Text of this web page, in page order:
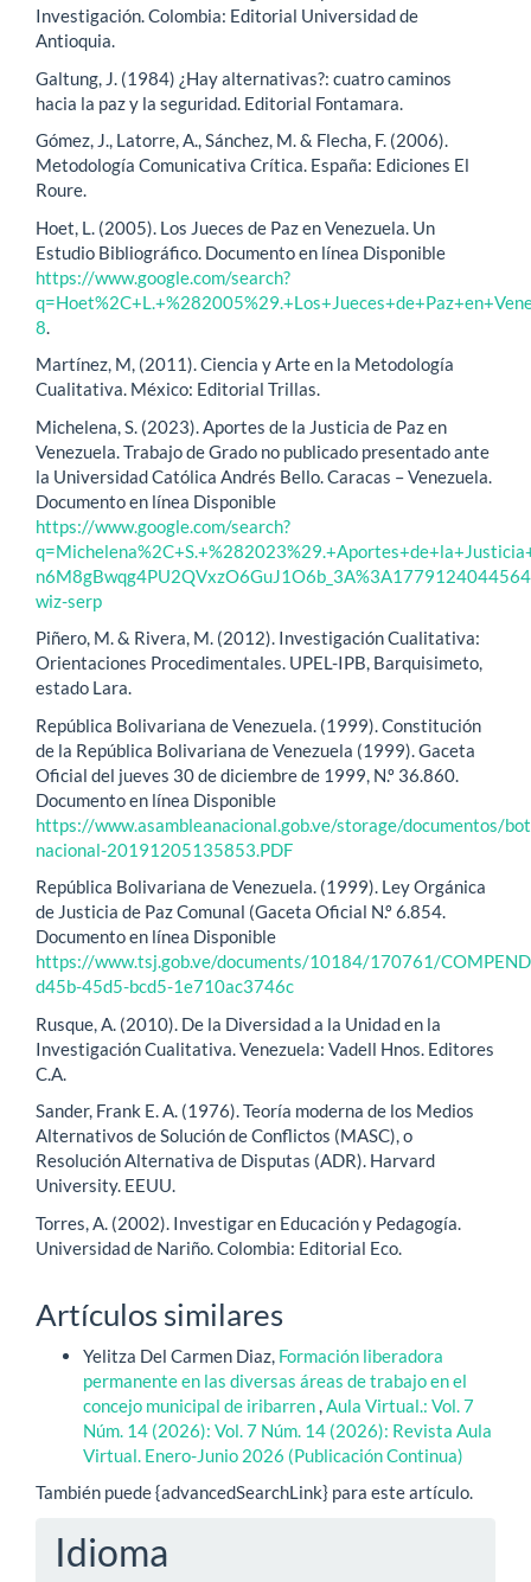
Investigación. Colombia: Editorial Universidad de
Antioquia.
Galtung, J. (1984) ¿Hay alternativas?: cuatro caminos
hacia la paz y la seguridad. Editorial Fontamara.
Gómez, J., Latorre, A., Sánchez, M. & Flecha, F. (2006).
Metodología Comunicativa Crítica. España: Ediciones El
Roure.
Hoet, L. (2005). Los Jueces de Paz en Venezuela. Un
Estudio Bibliográfico. Documento en línea Disponible
https://www.google.com/search?
8
Martínez, M, (2011). Ciencia y Arte en la Metodología
Cualitativa. México: Editorial Trillas.
Michelena, S. (2023). Aportes de la Justicia de Paz en
Venezuela. Trabajo de Grado no publicado presentado ante
la Universidad Católica Andrés Bello. Caracas – Venezuela.
Documento en línea Disponible
https://www.google.com/search?
wiz-serp
Piñero, M. & Rivera, M. (2012). Investigación Cualitativa:
Orientaciones Procedimentales. UPEL-IPB, Barquisimeto,
estado Lara.
República Bolivariana de Venezuela. (1999). Constitución
de la República Bolivariana de Venezuela (1999). Gaceta
Oficial del jueves 30 de diciembre de 1999, N.º 36.860.
Documento en línea Disponible
https://www.asambleanacional.gob.ve/storage/documentos/
nacional-20191205135853.PDF
República Bolivariana de Venezuela. (1999). Ley Orgánica
de Justicia de Paz Comunal (Gaceta Oficial N.º 6.854.
Documento en línea Disponible
https://www.tsj.gob.ve/documents/10184/170761/
d45b-45d5-bcd5-1e710ac3746c
Rusque, A. (2010). De la Diversidad a la Unidad en la
Investigación Cualitativa. Venezuela: Vadell Hnos. Editores
C.A.
Sander, Frank E. A. (1976). Teoría moderna de los Medios
Alternativos de Solución de Conflictos (MASC), o
Resolución Alternativa de Disputas (ADR). Harvard
University. EEUU.
Torres, A. (2002). Investigar en Educación y Pedagogía.
Universidad de Nariño. Colombia: Editorial Eco.
Artículos similares
Yelitza Del Carmen Diaz, Formación liberadora
permanente en las diversas áreas de trabajo en el
concejo municipal de iribarren Aula Virtual.: Vol. 7
Núm. 14 (2026): Vol. 7 Núm. 14 (2026): Revista Aula
Virtual. Enero-Junio 2026 (Publicación Continua)
También puede {advancedSearchLink} para este artículo.
Idioma